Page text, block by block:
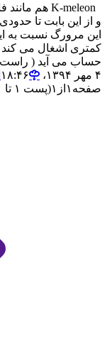
و از این بابت تا
این مرورگ نسبت به
کمتری اشغال می کند
حساب می آید ( راست
۴ مهر ۱۳۹۴،‏ ۱۸:۴۶
صفحه ۱ از ۱(پست ۱ تا ۱)